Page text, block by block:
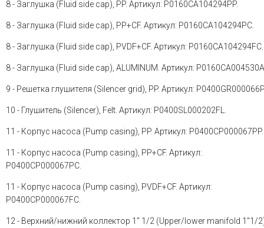
8 - Заглушка (Fluid side cap), PP. Артикул: P0160CA104294PP.
8 - Заглушка (Fluid side cap), PP+CF. Артикул: P0160CA104294PC.
8 - Заглушка (Fluid side cap), PVDF+CF. Артикул: P0160CA104294FC.
8 - Заглушка (Fluid side cap), ALUMINUM. Артикул:
9 - Решетка глушителя (Silencer grid), PP. Артикул:
10 - Глушитель (Silencer), Felt. Артикул: P0400SL000202FL.
11 - Корпус насоса (Pump casing), PP. Артикул: P0400CP000067PP.
11 - Корпус насоса (Pump casing), PP+CF. Артикул:
P0400CP000067PC.
11 - Корпус насоса (Pump casing), PVDF+CF. Артикул:
P0400CP000067FC.
12 - Верхний/нижний коллектор 1" 1/2 (Upper/lower manifold 1"1/